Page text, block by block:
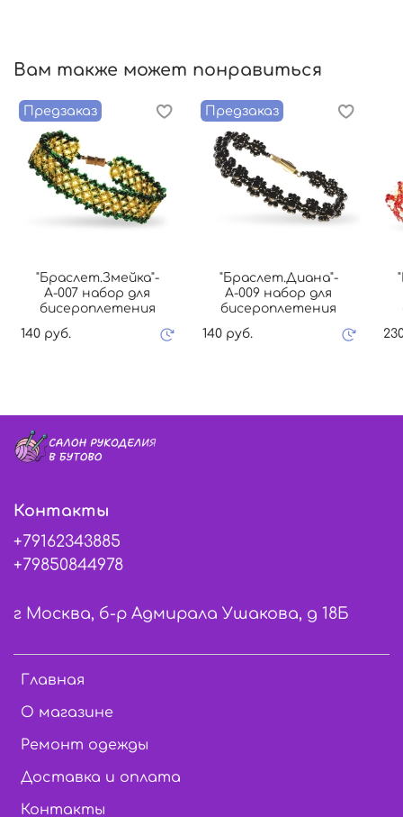
Вам также может понравиться
Предзаказ
"Браслет.Змейка"-
А-007 набор для
бисероплетения
140 руб.
Предзаказ
"Браслет.Диана"-
А-009 набор для
бисероплетения
140 руб.
Главная
О магазине
Ремонт одежды
Доставка и оплата
Контакты
Контакты
+79162343885
+79850844978
г Москва, б-р Адмирала Ушакова, д 18Б